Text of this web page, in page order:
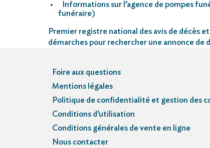
Informations sur l’agence de pompes
funéraire)
Premier registre national des avis de décès
démarches pour rechercher une annonce
Foire aux questions
Mentions légales
Politique de confidentialité et gestion des
Conditions d’utilisation
Conditions générales de vente en ligne
Nous contacter